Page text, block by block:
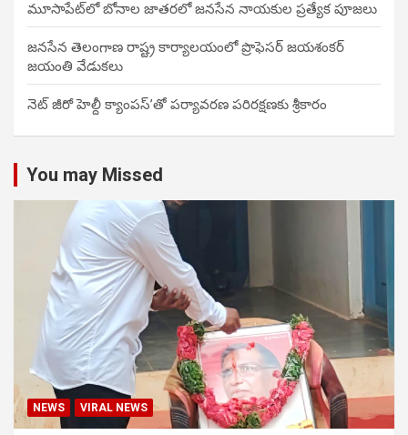
మూసాపేట్‌లో బోనాల జాతరలో జనసేన నాయకుల ప్రత్యేక పూజలు
జనసేన తెలంగాణ రాష్ట్ర కార్యాలయంలో ప్రొఫెసర్ జయశంకర్
జయంతి వేడుకలు
నెట్ జీరో హెల్దీ క్యాంపస్’తో పర్యావరణ పరిరక్షణకు శ్రీకారం
You may Missed
NEWS VIRAL NEWS